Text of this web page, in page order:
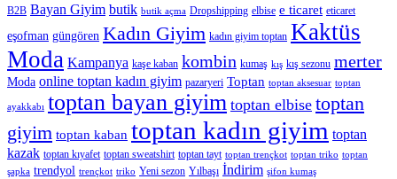
B2B Bayan Giyim butik butik açma Dropshipping elbise e ticaret eticaret
eşofman güngören Kadın Giyim kadın giyim toptan Kaktüs
Moda Kampanya kaşe kaban kombin kumaş kış kış sezonu merter
Moda online toptan kadın giyim pazaryeri Toptan toptan aksesuar toptan
ayakkabı toptan bayan giyim toptan elbise toptan
giyim toptan kaban toptan kadın giyim toptan
kazak toptan kıyafet toptan sweatshirt toptan tayt toptan trençkot toptan triko toptan
şapka trendyol trençkot triko Yeni sezon Yılbaşı İndirim şifon kumaş